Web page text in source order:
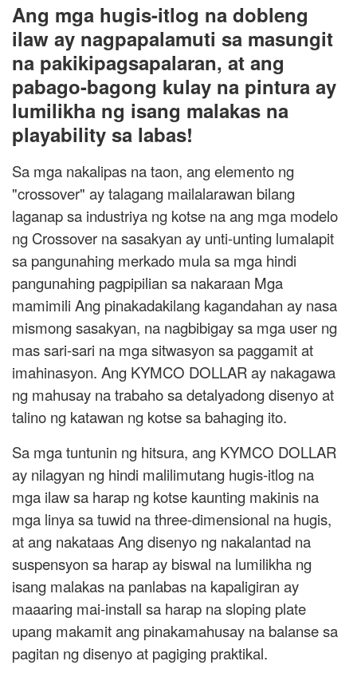
Ang mga hugis-itlog na dobleng
ilaw ay nagpapalamuti sa masungit
na pakikipagsapalaran, at ang
pabago-bagong kulay na pintura ay
lumilikha ng isang malakas na
playability sa labas!
Sa mga nakalipas na taon, ang elemento ng
"crossover" ay talagang mailalarawan bilang
laganap sa industriya ng kotse na ang mga modelo
ng Crossover na sasakyan ay unti-unting lumalapit
sa pangunahing merkado mula sa mga hindi
pangunahing pagpipilian sa nakaraan Mga
mamimili Ang pinakadakilang kagandahan ay nasa
mismong sasakyan, na nagbibigay sa mga user ng
mas sari-sari na mga sitwasyon sa paggamit at
imahinasyon. Ang KYMCO DOLLAR ay nakagawa
ng mahusay na trabaho sa detalyadong disenyo at
talino ng katawan ng kotse sa bahaging ito.
Sa mga tuntunin ng hitsura, ang KYMCO DOLLAR
ay nilagyan ng hindi malilimutang hugis-itlog na
mga ilaw sa harap ng kotse kaunting makinis na
mga linya sa tuwid na three-dimensional na hugis,
at ang nakataas Ang disenyo ng nakalantad na
suspensyon sa harap ay biswal na lumilikha ng
isang malakas na panlabas na kapaligiran ay
maaaring mai-install sa harap na sloping plate
upang makamit ang pinakamahusay na balanse sa
pagitan ng disenyo at pagiging praktikal.